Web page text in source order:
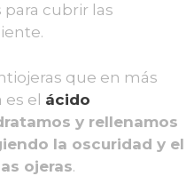
cubrir las
que en más
es el ácido
y rellenamos
la oscuridad y el
ojeras.